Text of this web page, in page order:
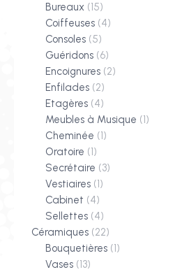
Bureaux (15)
Coiffeuses (4)
Consoles (5)
Guéridons (6)
Encoignures (2)
Enfilades (2)
Etagères (4)
Meubles à Musique (1)
Cheminée (1)
Oratoire (1)
Secrétaire (3)
Vestiaires (1)
Cabinet (4)
Sellettes (4)
Céramiques (22)
Bouquetières (1)
Vases (13)